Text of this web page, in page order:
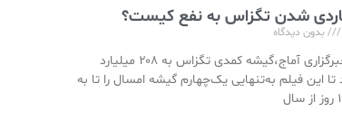
بدون دیدگاه
به گزارش خبرگزاری آماج،گیشه کمدی تگزاس به ۲۰۸ میلیارد
این فیلم به‌تنهایی یک‌چهارم گیشه امسال را تا به